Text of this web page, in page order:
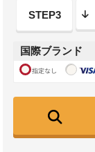
STEP3
国際ブランド
指定なし